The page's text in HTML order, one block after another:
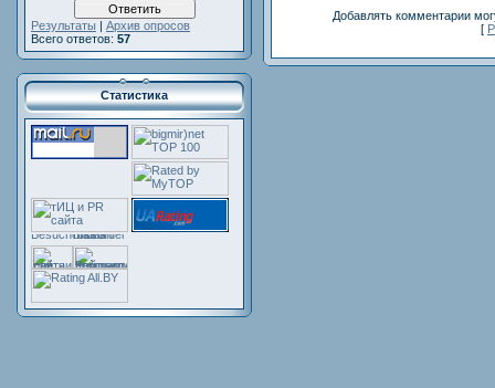
Результаты | Архив опросов
Всего ответов: 57
Статистика
Добавлять комментарии
[